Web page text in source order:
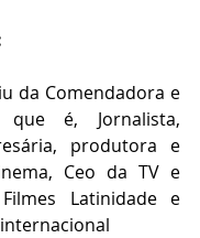
da Comendadora e
que é, Jornalista,
produtora e
Ceo da TV e
Latinidade e